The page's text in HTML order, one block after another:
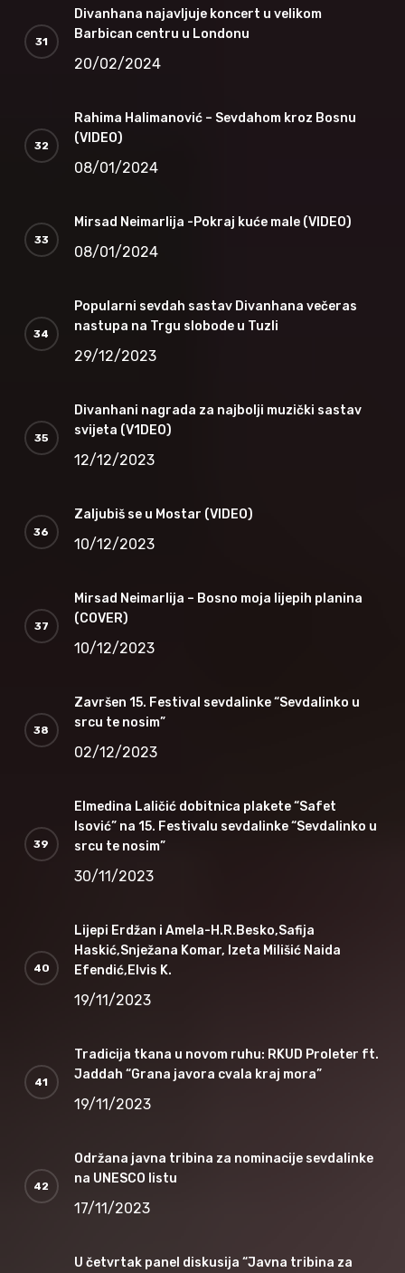
Divanhana najavljuje koncert u velikom
Barbican centru u Londonu
20/02/2024
Rahima Halimanović – Sevdahom kroz Bosnu
(VIDEO)
08/01/2024
Mirsad Neimarlija -Pokraj kuće male (VIDEO)
08/01/2024
Popularni sevdah sastav Divanhana večeras
nastupa na Trgu slobode u Tuzli
29/12/2023
Divanhani nagrada za najbolji muzički sastav
svijeta (V1DEO)
12/12/2023
Zaljubiš se u Mostar (VIDEO)
10/12/2023
Mirsad Neimarlija – Bosno moja lijepih planina
(COVER)
10/12/2023
Završen 15. Festival sevdalinke “Sevdalinko u
srcu te nosim”
02/12/2023
Elmedina Laličić dobitnica plakete “Safet
Isović” na 15. Festivalu sevdalinke “Sevdalinko u
srcu te nosim”
30/11/2023
Lijepi Erdžan i Amela-H.R.Besko,Safija
Haskić,Snježana Komar, Izeta Milišić Naida
Efendić,Elvis K.
19/11/2023
Tradicija tkana u novom ruhu: RKUD Proleter ft.
Jaddah “Grana javora cvala kraj mora”
19/11/2023
Održana javna tribina za nominacije sevdalinke
na UNESCO listu
17/11/2023
U četvrtak panel diskusija “Javna tribina za